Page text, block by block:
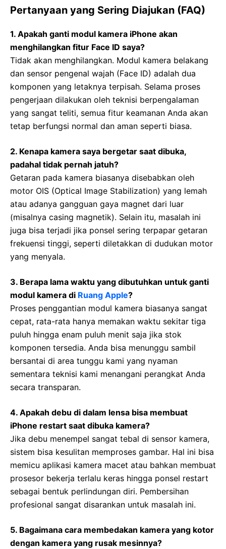
Pertanyaan yang Sering Diajukan (FAQ)
1. Apakah ganti modul kamera iPhone akan
menghilangkan fitur Face ID saya?
Tidak akan menghilangkan. Modul kamera belakang
dan sensor pengenal wajah (Face ID) adalah dua
komponen yang letaknya terpisah. Selama proses
pengerjaan dilakukan oleh teknisi berpengalaman
yang sangat teliti, semua fitur keamanan Anda akan
tetap berfungsi normal dan aman seperti biasa.
2. Kenapa kamera saya bergetar saat dibuka,
padahal tidak pernah jatuh?
Getaran pada kamera biasanya disebabkan oleh
motor OIS (Optical Image Stabilization) yang lemah
atau adanya gangguan gaya magnet dari luar
(misalnya casing magnetik). Selain itu, masalah ini
juga bisa terjadi jika ponsel sering terpapar getaran
frekuensi tinggi, seperti diletakkan di dudukan motor
yang menyala.
3. Berapa lama waktu yang dibutuhkan untuk ganti
modul kamera di Ruang Apple?
Proses penggantian modul kamera biasanya sangat
cepat, rata-rata hanya memakan waktu sekitar tiga
puluh hingga enam puluh menit saja jika stok
komponen tersedia. Anda bisa menunggu sambil
bersantai di area tunggu kami yang nyaman
sementara teknisi kami menangani perangkat Anda
secara transparan.
4. Apakah debu di dalam lensa bisa membuat
iPhone restart saat dibuka kamera?
Jika debu menempel sangat tebal di sensor kamera,
sistem bisa kesulitan memproses gambar. Hal ini bisa
memicu aplikasi kamera macet atau bahkan membuat
prosesor bekerja terlalu keras hingga ponsel restart
sebagai bentuk perlindungan diri. Pembersihan
profesional sangat disarankan untuk masalah ini.
5. Bagaimana cara membedakan kamera yang kotor
dengan kamera yang rusak mesinnya?